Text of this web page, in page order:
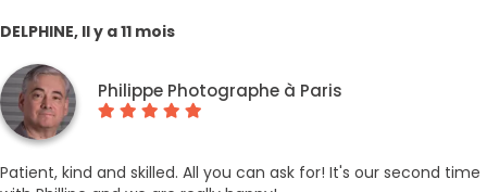
DELPHINE, Il y a 11 mois
Philippe Photographe à Paris
Patient, kind and skilled. All you can ask for! It's our second time